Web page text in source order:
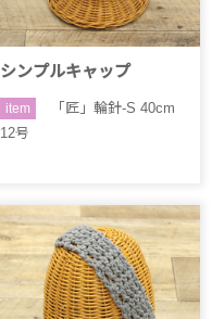
シンプルキャップ
item
「匠」輪針-S 40cm
12号